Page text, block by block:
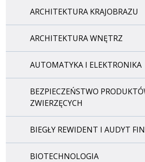
ARCHITEKTURA KRAJOBRAZU
ARCHITEKTURA WNĘTRZ
AUTOMATYKA I ELEKTRONIKA
BEZPIECZEŃSTWO
ZWIERZĘCYCH
BIEGŁY REWIDENT I AUDYT
BIOTECHNOLOGIA